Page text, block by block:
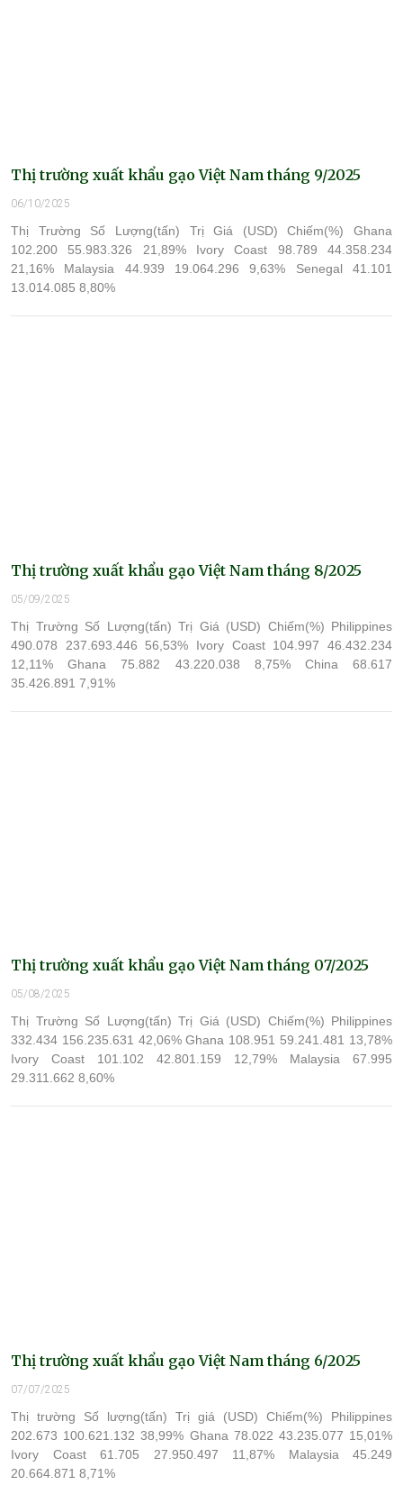
Thị trường xuất khẩu gạo Việt Nam tháng 9/2025
06/10/2025
Thị Trường Số Lượng(tấn) Trị Giá (USD) Chiếm(%) Ghana
102.200 55.983.326 21,89% Ivory Coast 98.789 44.358.234
21,16% Malaysia 44.939 19.064.296 9,63% Senegal 41.101
13.014.085 8,80%
Thị trường xuất khẩu gạo Việt Nam tháng 8/2025
05/09/2025
Thị Trường Số Lượng(tấn) Trị Giá (USD) Chiếm(%) Philippines
490.078 237.693.446 56,53% Ivory Coast 104.997 46.432.234
12,11% Ghana 75.882 43.220.038 8,75% China 68.617
35.426.891 7,91%
Thị trường xuất khẩu gạo Việt Nam tháng 07/2025
05/08/2025
Thị Trường Số Lượng(tấn) Trị Giá (USD) Chiếm(%) Philippines
332.434 156.235.631 42,06% Ghana 108.951 59.241.481 13,78%
Ivory Coast 101.102 42.801.159 12,79% Malaysia 67.995
29.311.662 8,60%
Thị trường xuất khẩu gạo Việt Nam tháng 6/2025
07/07/2025
Thị trường Số lượng(tấn) Trị giá (USD) Chiếm(%) Philippines
202.673 100.621.132 38,99% Ghana 78.022 43.235.077 15,01%
Ivory Coast 61.705 27.950.497 11,87% Malaysia 45.249
20.664.871 8,71%